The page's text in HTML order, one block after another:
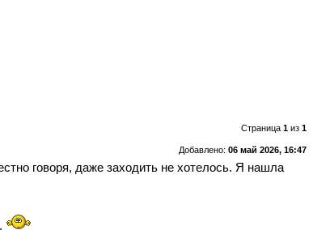
Страница 1из 1
Добавлено: 06 май 2026, 16:47
говоря, даже заходить не хотелось. Я нашла